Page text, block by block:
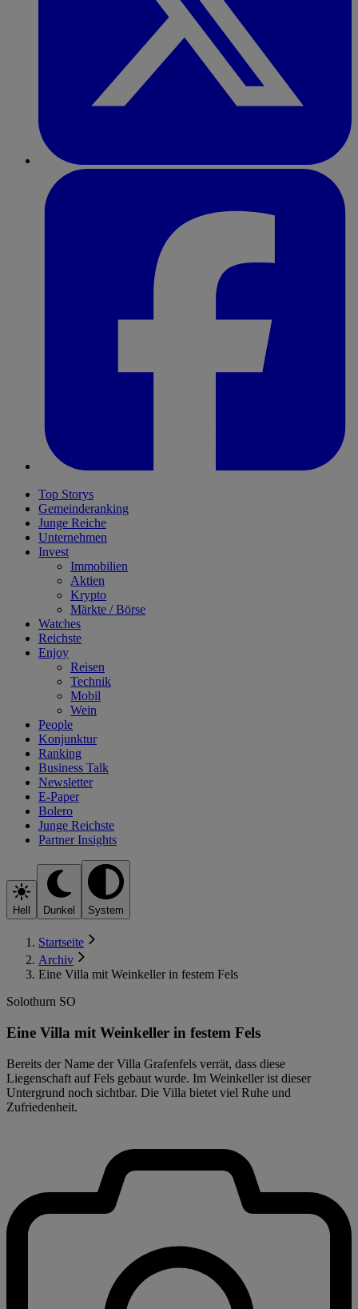
Top Storys
Gemeinderanking
Junge Reiche
Unternehmen
Invest
Immobilien
Aktien
Krypto
Märkte / Börse
Watches
Reichste
Enjoy
Reisen
Technik
Mobil
Wein
People
Konjunktur
Ranking
Business Talk
Newsletter
E-Paper
Bolero
Junge Reichste
Partner Insights
Hell Dunkel System
Startseite
Archiv
Eine Villa mit Weinkeller in festem Fels
Solothurn SO
Eine Villa mit Weinkeller in festem Fels
Bereits der Name der Villa Grafenfels verrät, dass diese
Liegenschaft auf Fels gebaut wurde. Im Weinkeller ist dieser
Untergrund noch sichtbar. Die Villa bietet viel Ruhe und
Zufriedenheit.